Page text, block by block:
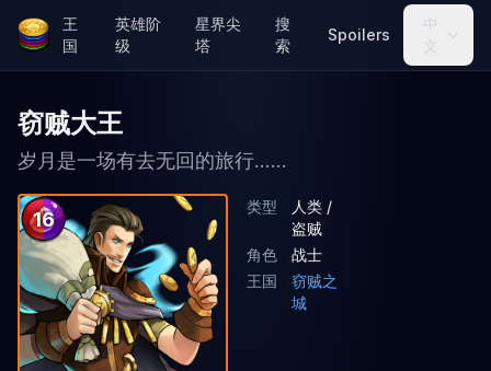
王
国
英雄阶
级
星界尖
塔
搜
索
Spoilers
中
文
窃贼大王
岁月是一场有去无回的旅行......
16
类型
人类 /
盗贼
角色
战士
王国
窃贼之
城